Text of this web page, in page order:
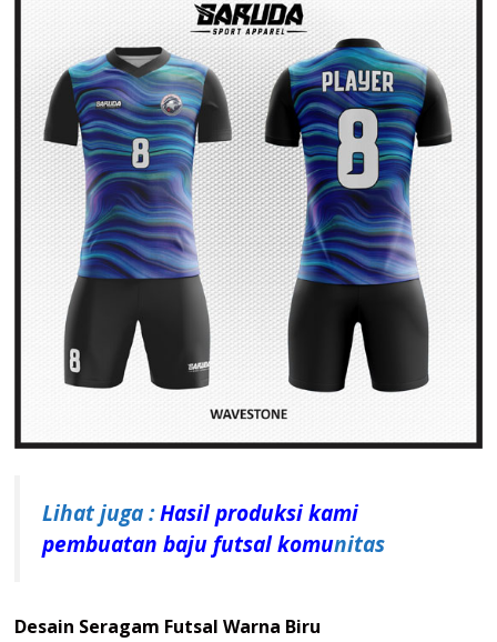
Lihat juga :Hasil produksi kami
pembuatan baju futsal komunitas
Desain Seragam Futsal Warna Biru